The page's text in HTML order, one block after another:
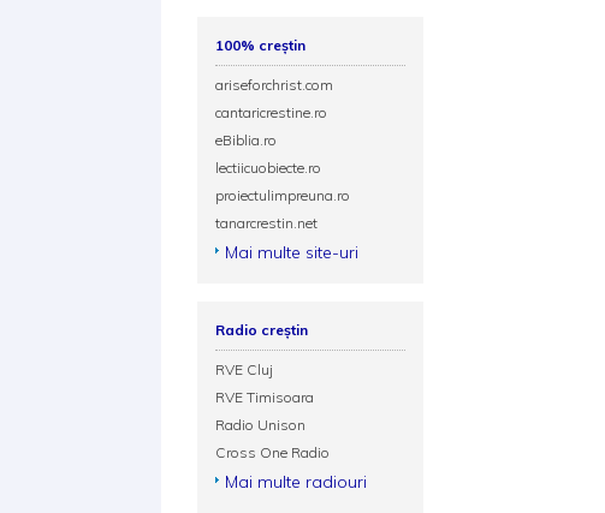
100% creștin
ariseforchrist.com
cantaricrestine.ro
eBiblia.ro
lectiicuobiecte.ro
proiectulimpreuna.ro
tanarcrestin.net
Mai multe site-uri
Radio creștin
RVE Cluj
RVE Timisoara
Radio Unison
Cross One Radio
Mai multe radiouri